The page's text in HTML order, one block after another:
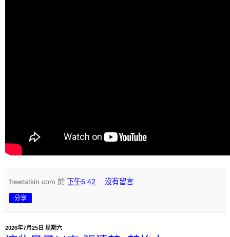
freetatkin.com 於 下午6:42 沒有留言:
分享
2026年7月25日 星期六